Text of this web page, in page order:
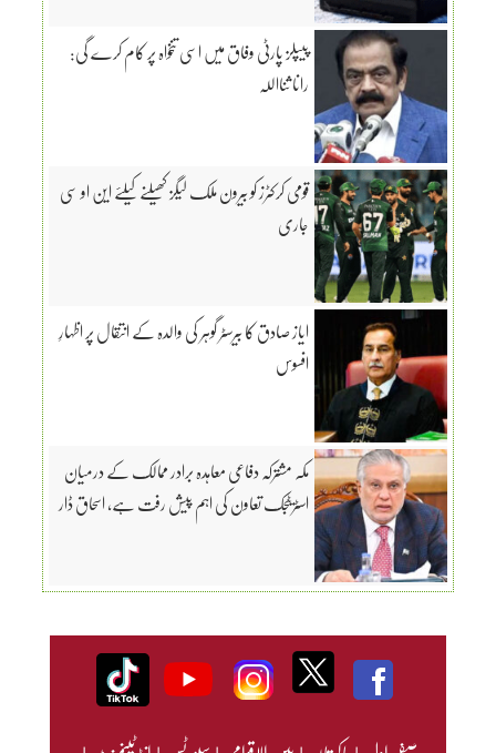
پیپلز پارٹی وفاق میں اسی تنخواہ پر کام کرے گی:
رانا ثنااللہ
قومی کرکٹرز کو بیرون ملک لیگز کھیلنے کیلئے این او سی
جاری
ایاز صادق کا بیرسٹر گوہر کی والدہ کے انتقال پر اظہارِ
افسوس
مکہ مشترکہ دفاعی معاہدہ برادر ممالک کے درمیان
اسٹریٹجک تعاون کی اہم پیش رفت ہے، اسحاق ڈار